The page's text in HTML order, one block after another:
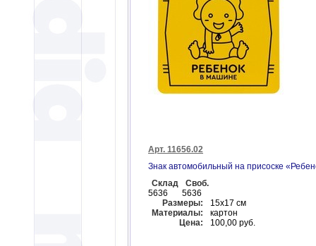
Арт. 11656.02
Знак автомобильный на присоске
Склад
Своб.
5636
5636
Размеры:
15х17 см
Материалы:
картон
Цена:
100,00 руб.